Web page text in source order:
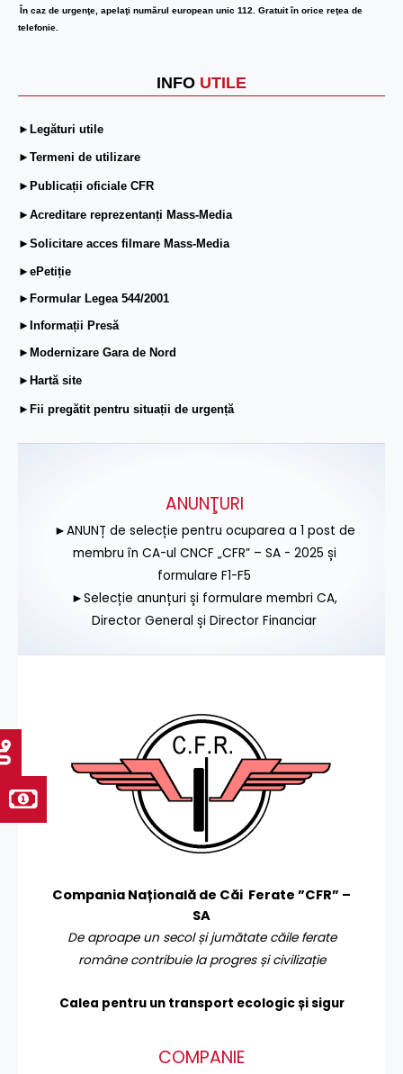
În caz de urgenţe, apelaţi numărul european unic 112. Gratuit în orice reţea de
telefonie.
INFO UTILE
►Legături utile
►Termeni de utilizare
►Publicații oficiale CFR
►Acreditare reprezentanți Mass-Media
►Solicitare acces filmare Mass-Media
►ePetiție
►Formular Legea 544/2001
►Informații Presă
►Modernizare Gara de Nord
►Hartă site
►Fii pregătit pentru situații de urgență
ANUNŢURI
►ANUNȚ de selecție pentru ocuparea a 1 post de
membru în CA-ul CNCF „CFR” – SA - 2025 și
formulare F1-F5
►Selecție anunțuri și formulare membri CA,
Director General și Director Financiar
Compania Națională de Căi Ferate ”CFR” –
SA
De aproape un secol și jumătate căile ferate
române contribuie la progres și civilizație
Calea pentru un transport ecologic și sigur
COMPANIE